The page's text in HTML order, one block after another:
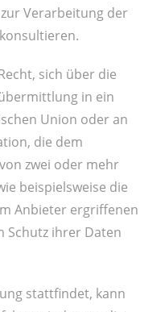
Verarbeitung der
sich über die
in ein
Union oder an
die dem
zwei oder mehr
beispielsweise die
Anbieter ergriffenen
Schutz ihrer Daten
stattfindet, kann